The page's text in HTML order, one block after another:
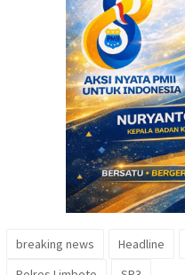
breaking news Headline